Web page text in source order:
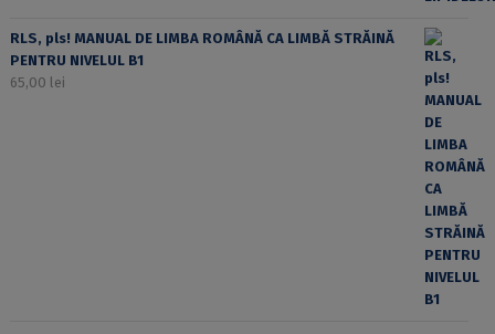
RLS, pls! MANUAL DE LIMBA ROMÂNĂ CA LIMBĂ STRĂINĂ
PENTRU NIVELUL B1
65,00 lei